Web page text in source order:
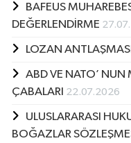
BAFEUS
DEĞERLENDİRME
LOZAN
ABD VE NATO’ NUN
ÇABALARI 22.07.2026
ULUSLARARASI
BOĞAZLAR